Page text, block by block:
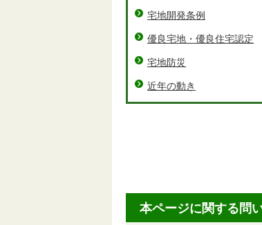
宅地開発条例
優良宅地・優良住宅認定
宅地防災
近年の動き
本ページに関する問